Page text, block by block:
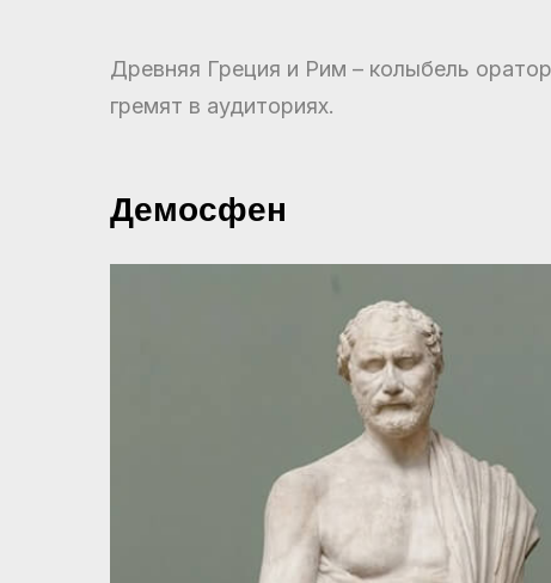
Древняя Греция и Рим – колыбель
гремят в аудиториях.
Демосфен